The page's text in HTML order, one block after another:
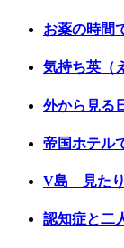
お薬の時間
気持ち英（
外から見る
帝国ホテル
V島 見たり
認知症と二